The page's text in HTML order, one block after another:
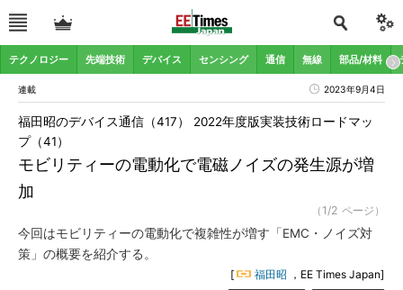
テクノロジー 先端技術 デバイス センシング 通信 無線 部品/材料
連載 2023年9月4日
モビリティーの電動化で電磁ノイズの発生源が増
加
福田昭のデバイス通信（417） 2022年度版実装技術ロードマッ
プ（41）
（1/2 ページ）
今回はモビリティーの電動化で複雑性が増す「EMC・ノイズ対
策」の概要を紹介する。
[ 福田昭 ，EE Times Japan]